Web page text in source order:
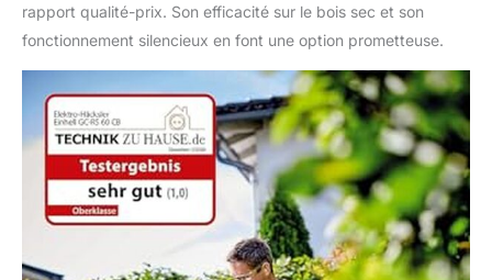
rapport qualité-prix. Son efficacité sur le bois sec et son
fonctionnement silencieux en font une option prometteuse.